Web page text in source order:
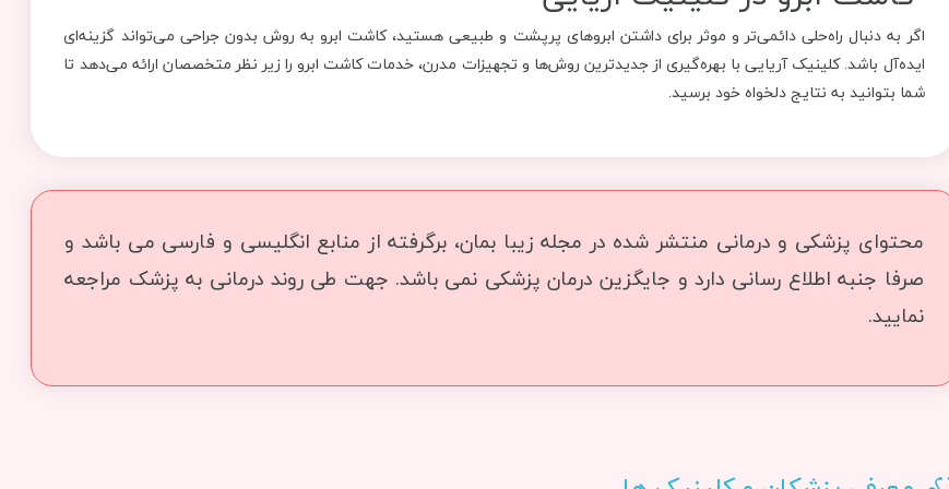
اگر به دنبال راه‌حلی دائمی‌تر و موثر برای داشتن ابروهای پرپشت و طبیعی هستید، کاشت ابرو به روش بدون جراحی می‌تواند گزینه‌ای
ایده‌آل باشد. کلینیک آریایی با بهره‌گیری از جدیدترین روش‌ها و تجهیزات مدرن، خدمات کاشت ابرو را زیر نظر متخصصان ارائه می‌دهد تا
شما بتوانید به نتایج دلخواه خود برسید.
محتوای پزشکی و درمانی منتشر شده در مجله زیبا بمان، برگرفته از منابع انگلیسی و فارسی می باشد و
صرفا جنبه اطلاع رسانی دارد و جایگزین درمان پزشکی نمی باشد. جهت طی روند درمانی به پزشک مراجعه
نمایید.